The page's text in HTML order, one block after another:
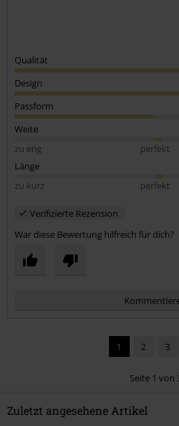
Qualität
Design
Passform
Weite
zu eng
perfekt
Länge
zu kurz
perfekt
Verifizierte Rezension
War diese Bewertung hilfreich für dich?
1 2 3
Seite 1 von
Zuletzt angesehene Artikel